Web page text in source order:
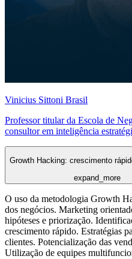
Vinicius Sittoni Brasil
Professor titular da Escola de
consultor em inteligência
Growth Hacking: crescimento
expand_more
O uso da metodologia Growth
dos negócios. Marketing
hipóteses e priorização.
crescimento rápido. Estratégias
clientes. Potencialização das
Utilização de equipes